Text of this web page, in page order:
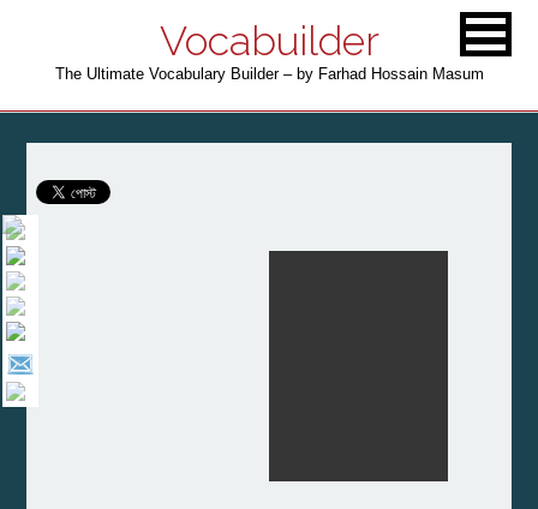
Vocabuilder
The Ultimate Vocabulary Builder – by Farhad Hossain Masum